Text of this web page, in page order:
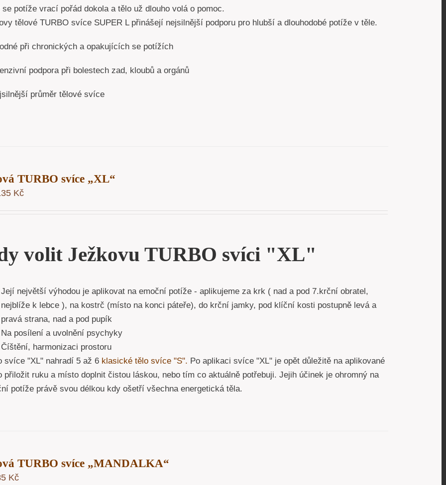
se potíže vrací pořád dokola a tělo už dlouho volá o pomoc.
tělové TURBO svíce SUPER L přinášejí nejsilnější podporu pro hlubší a dlouhodobé potíže v těle.
při chronických a opakujících se potížích
podpora při bolestech zad, kloubů a orgánů
průměr tělové svíce
TURBO svíce „XL“
Kč
volit Ježkovu TURBO svíci "XL"
Její největší výhodou je aplikovat na emoční potíže - aplikujeme za krk ( nad a pod 7.krční obratel,
nejblíže k lebce ), na kostrč (místo na konci páteře), do krční jamky, pod klíční kosti postupně levá a
pravá strana, nad a pod pupík
Na posílení a uvolnění psychyky
Číštění, harmonizaci prostoru
svíce "XL" nahradí 5 až 6 klasické tělo svíce "S". Po aplikaci svíce "XL" je opět důležitě na aplikované
přiložit ruku a místo doplnit čistou láskou, nebo tím co aktuálně potřebuji. Jejih účinek je ohromný na
potíže právě svou délkou kdy ošetří všechna energetická těla.
TURBO svíce „MANDALKA“
Kč